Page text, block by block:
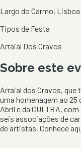
Largo do Carmo, Lisboa
Tipos de Festa
Arraial Dos Cravos
Sobre este
Arraial dos Cravos, que
uma homenagem ao
Abril e da CULTRA,
seis associações de
de artistas. Conhece